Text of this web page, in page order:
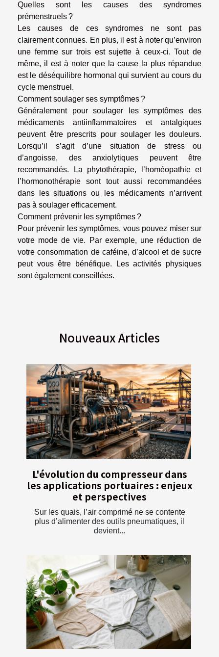
Quelles sont les causes des syndromes
prémenstruels ?
Les causes de ces syndromes ne sont pas
clairement connues. En plus, il est à noter qu’environ
une femme sur trois est sujette à ceux-ci. Tout de
même, il est à noter que la cause la plus répandue
est le déséquilibre hormonal qui survient au cours du
cycle menstruel.
Comment soulager ses symptômes ?
Généralement pour soulager les symptômes des
médicaments antiinflammatoires et antalgiques
peuvent être prescrits pour soulager les douleurs.
Lorsqu’il s’agit d’une situation de stress ou
d’angoisse, des anxiolytiques peuvent être
recommandés. La phytothérapie, l’homéopathie et
l’hormonothérapie sont tout aussi recommandées
dans les situations ou les médicaments n’arrivent
pas à soulager efficacement.
Comment prévenir les symptômes ?
Pour prévenir les symptômes, vous pouvez miser sur
votre mode de vie. Par exemple, une réduction de
votre consommation de caféine, d’alcool et de sucre
peut vous être bénéfique. Les activités physiques
sont également conseillées.
Nouveaux Articles
L'évolution du compresseur dans
les applications portuaires : enjeux
et perspectives
Sur les quais, l’air comprimé ne se contente
plus d’alimenter des outils pneumatiques, il
devient...